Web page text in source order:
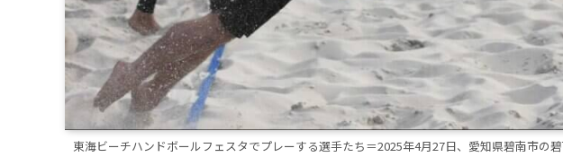
東海ビーチハンドボールフェスタでプレーする選手たち＝2025年4月27日、愛知県碧南市の